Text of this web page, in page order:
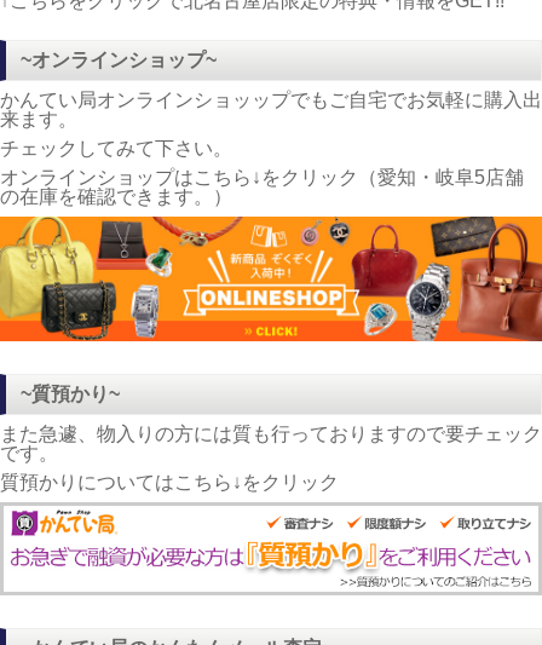
~オンラインショップ~
かんてい局オンラインショッップでもご自宅でお気軽に購入出
来ます。
チェックしてみて下さい。
オンラインショップはこちら↓をクリック（愛知・岐阜5店舗
の在庫を確認できます。）
~質預かり~
また急遽、物入りの方には質も行っておりますので要チェック
です。
質預かりについてはこちら↓をクリック